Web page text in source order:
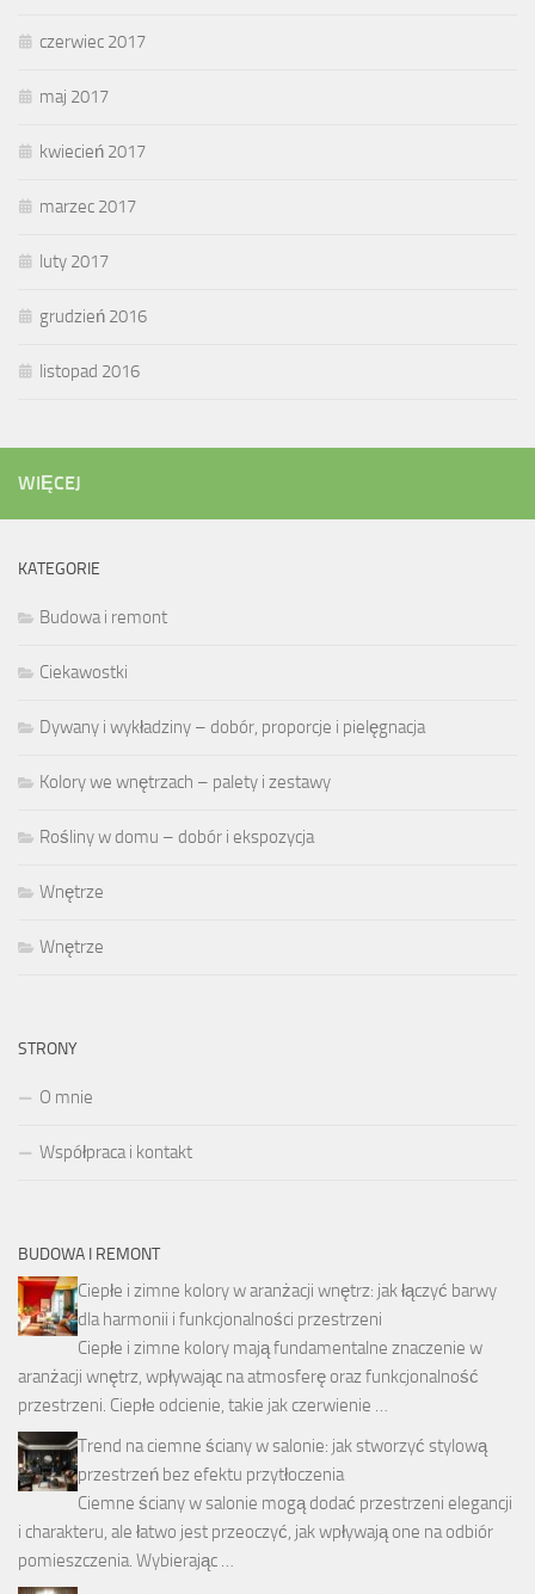
czerwiec 2017
maj 2017
kwiecień 2017
marzec 2017
luty 2017
grudzień 2016
listopad 2016
WIĘCEJ
KATEGORIE
Budowa i remont
Ciekawostki
Dywany i wykładziny – dobór, proporcje i pielęgnacja
Kolory we wnętrzach – palety i zestawy
Rośliny w domu – dobór i ekspozycja
Wnętrze
Wnętrze
STRONY
O mnie
Współpraca i kontakt
BUDOWA I REMONT
Ciepłe i zimne kolory w aranżacji wnętrz: jak łączyć barwy
dla harmonii i funkcjonalności przestrzeni
Ciepłe i zimne kolory mają fundamentalne znaczenie w
aranżacji wnętrz, wpływając na atmosferę oraz funkcjonalność
przestrzeni. Ciepłe odcienie, takie jak czerwienie …
Trend na ciemne ściany w salonie: jak stworzyć stylową
przestrzeń bez efektu przytłoczenia
Ciemne ściany w salonie mogą dodać przestrzeni elegancji
i charakteru, ale łatwo jest przeoczyć, jak wpływają one na odbiór
pomieszczenia. Wybierając …